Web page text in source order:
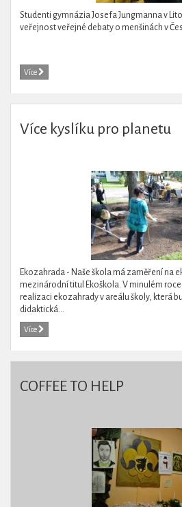
Studenti gymnázia Josefa Jungmanna v
veřejnost veřejné debaty o menšinách v
Více
Více kyslíku pro planetu
Ekozahrada - Naše škola má zaměření na
mezinárodní titul Ekoškola. V minulém
realizaci ekozahrady v areálu školy, která
didaktická...
Více
COFFEE TO HELP